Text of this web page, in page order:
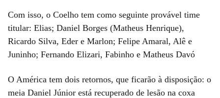
Com isso, o Coelho tem como seguinte provável time
titular: Elias; Daniel Borges (Matheus Henrique),
Ricardo Silva, Eder e Marlon; Felipe Amaral, Alê e
Juninho; Fernando Elizari, Fabinho e Matheus Davó
O América tem dois retornos, que ficarão à disposição: o
meia Daniel Júnior está recuperado de lesão na coxa